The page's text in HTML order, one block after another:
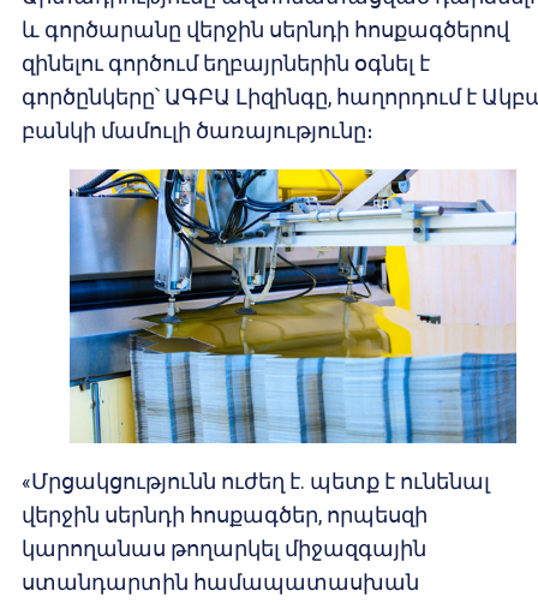
և գործարանը վերջին սերնդի հոսքագծերով
զինելու գործում եղբայրներին օգնել է
գործընկերը՝ ԱԳԲԱ Լիզինգը, հաղորդում է
բանկի մամուլի ծառայությունը։
«Մրցակցությունն ուժեղ է. պետք է ունենալ
վերջին սերնդի հոսքագծեր, որպեսզի
կարողանաս թողարկել միջազգային
ստանդարտին համապատասխան